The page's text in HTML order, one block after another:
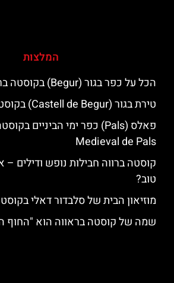
המלצות
הכל על כפר בגור (Begur) בקוסטה ברווה
טירת בגור (Castell de Begur) בקוסטה ברווה
Medieval de Pals‬‬
קוסטה ברווה חבילות נופש ודילים –
טוב?
מוזיאון הבית של סלבדור דאלי
שמה של קוסטה בראווה הוא "החוף